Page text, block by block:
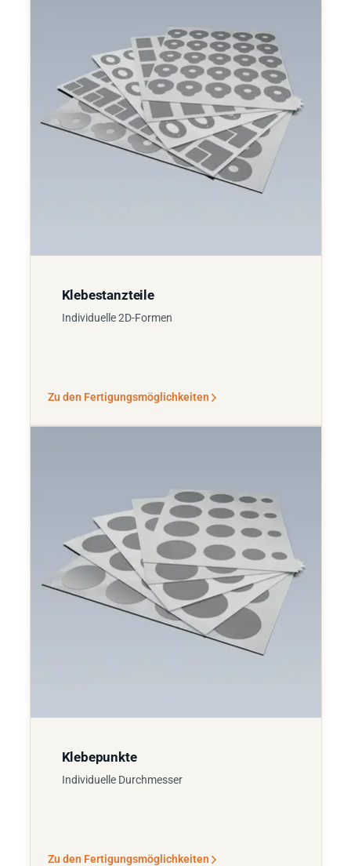
Klebestanzteile
Individuelle 2D-Formen
Zu den Fertigungsmöglichkeiten
Klebepunkte
Individuelle Durchmesser
Zu den Fertigungsmöglichkeiten